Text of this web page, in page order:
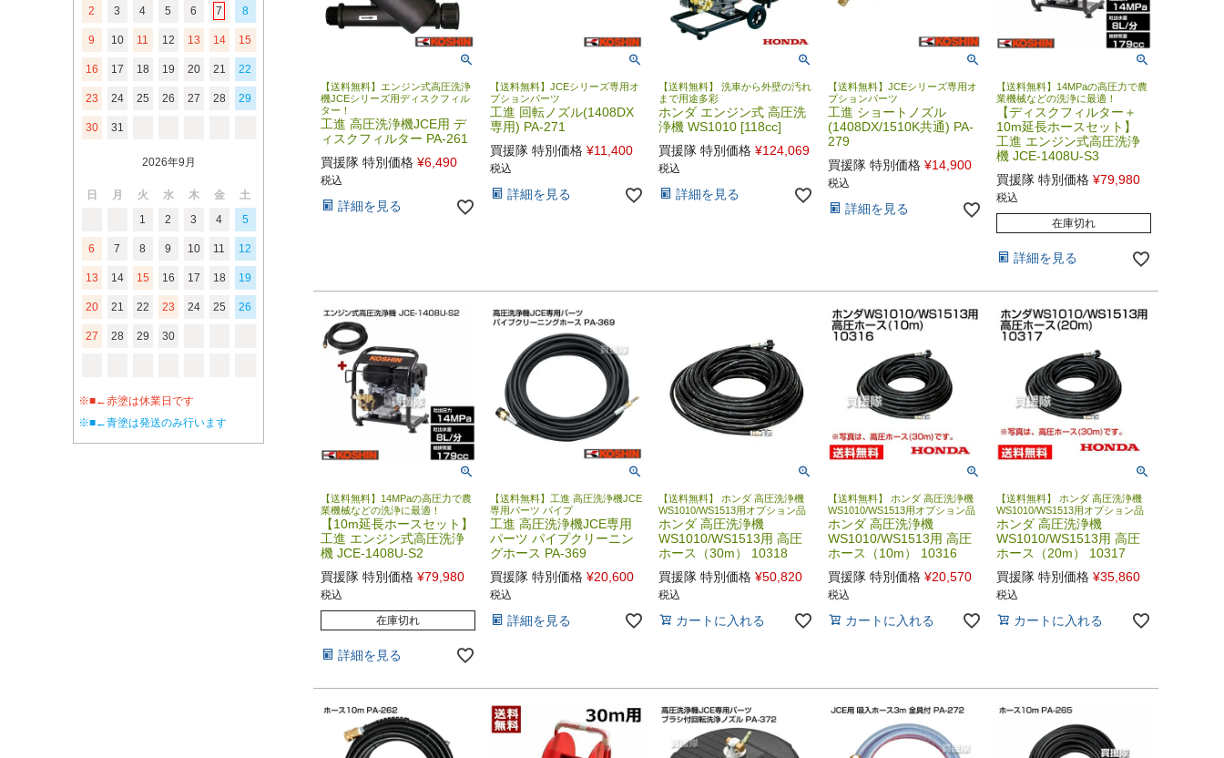
2 3 4 5 6 7 8
9 10 11 12 13 14 15
16 17 18 19 20 21 22
23 24 25 26 27 28 29
30 31
2026年9月
日 月 火 水 木 金
土
1
2 3 4 5
6 7 8 9 10 11 12
13 14 15 16 17 18 19
20 21 22 23 24 25 26
27 28 29 30
※■←赤塗は休業日です
※■←青塗は発送のみ行います
【送料無料】エンジン式高圧洗浄
機JCEシリーズ用ディスクフィル
ター！
工進 高圧洗浄機JCE用 デ
ィスクフィルター PA-261
買援隊 特別価格 ¥6,490
税込
詳細を見る
【送料無料】JCEシリーズ専用オ
プションパーツ
工進 回転ノズル(1408DX
専用) PA-271
買援隊 特別価格 ¥11,400
税込
詳細を見る
【送料無料】 洗車から外壁の汚れ
まで用途多彩
ホンダ エンジン式 高圧洗
浄機 WS1010 [118cc]
買援隊 特別価格 ¥124,069
税込
詳細を見る
【送料無料】JCEシリーズ専用オ
プションパーツ
工進 ショートノズル
(1408DX/1510K共通) PA-
279
買援隊 特別価格 ¥14,900
税込
詳細を見る
【送料無料】14MPaの高圧力で農
業機械などの洗浄に最適！
【ディスクフィルター＋
10m延長ホースセット】
工進 エンジン式高圧洗浄
機 JCE-1408U-S3
買援隊 特別価格 ¥79,980
税込
在庫切れ
詳細を見る
【送料無料】14MPaの高圧力で農
業機械などの洗浄に最適！
【10m延長ホースセット】
工進 エンジン式高圧洗浄
機 JCE-1408U-S2
買援隊 特別価格 ¥79,980
税込
在庫切れ
詳細を見る
【送料無料】工進 高圧洗浄機JCE
専用パーツ パイプ
工進 高圧洗浄機JCE専用
パーツ パイプクリーニン
グホース PA-369
買援隊 特別価格 ¥20,600
税込
詳細を見る
【送料無料】 ホンダ 高圧洗浄機
WS1010/WS1513用オプション品
ホンダ 高圧洗浄機
WS1010/WS1513用 高圧
ホース（30m） 10318
買援隊 特別価格 ¥50,820
税込
カートに入れる
【送料無料】 ホンダ 高圧洗浄機
WS1010/WS1513用オプション品
ホンダ 高圧洗浄機
WS1010/WS1513用 高圧
ホース（10m） 10316
買援隊 特別価格 ¥20,570
税込
カートに入れる
【送料無料】 ホンダ 高圧洗浄機
WS1010/WS1513用オプション品
ホンダ 高圧洗浄機
WS1010/WS1513用 高圧
ホース（20m） 10317
買援隊 特別価格 ¥35,860
税込
カートに入れる